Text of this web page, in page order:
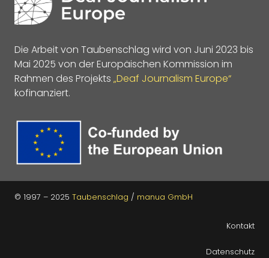
Die Arbeit von Taubenschlag wird von Juni 2023 bis
Mai 2025 von der Europäischen Kommission im
Rahmen des Projekts „Deaf Journalism Europe“
kofinanziert.
© 1997 – 2025 Taubenschlag / manua GmbH
Kontakt
Datenschutz